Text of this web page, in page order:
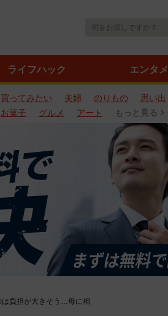
ライフハック エンタメ
買ってみたい 夫婦 のりもの 思い出
お菓子 グルメ アート もっと見る
負担が大きそう…母に相